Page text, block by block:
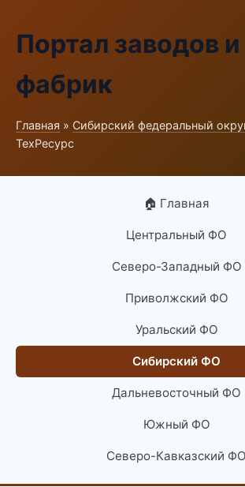
Портал заводов и
фабрик
Главная » Сибирский федеральный
ТехРесурс
🏠 Главная
Центральный ФО
Северо-Западный ФО
Приволжский ФО
Уральский ФО
Сибирский ФО
Дальневосточный ФО
Южный ФО
Северо-Кавказский ФО